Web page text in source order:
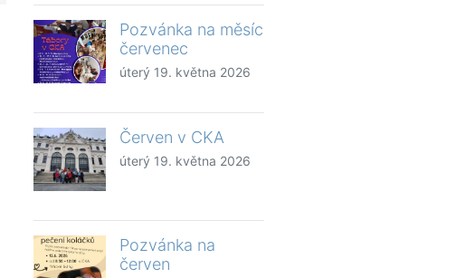
Pozvánka na měsíc
červenec
úterý 19. května 2026
Červen v CKA
úterý 19. května 2026
Pozvánka na
červen